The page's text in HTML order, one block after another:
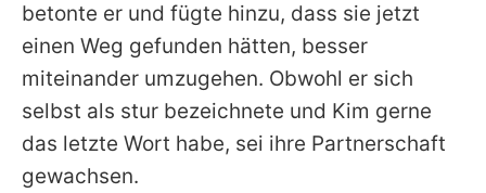
betonte er und fügte hinzu, dass sie jetzt
einen Weg gefunden hätten, besser
miteinander umzugehen. Obwohl er sich
selbst als stur bezeichnete und Kim gerne
das letzte Wort habe, sei ihre Partnerschaft
gewachsen.